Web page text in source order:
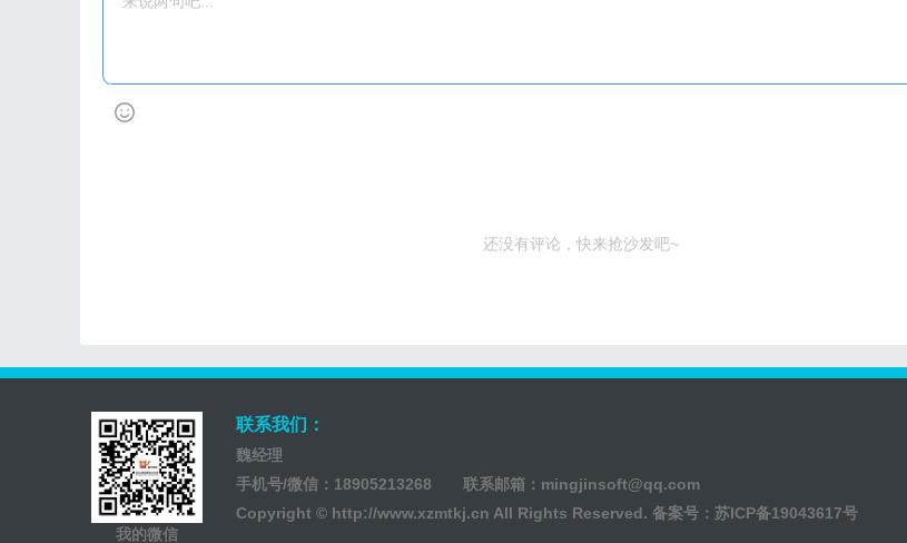
还没有评论，快来抢沙发吧~
我的微信
联系我们：
魏经理
手机号/微信：18905213268 联系邮箱： mingjinsoft@qq.com
Copyright © http://www.xzmtkj.cn All Rights Reserved. 备案号： 苏ICP备19043617号